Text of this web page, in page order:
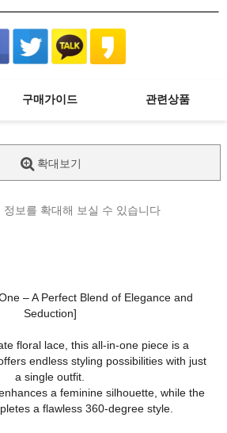
구매가이드 관련상품
확대보기
정보를 확대해 보실 수 있습니다
– A Perfect Blend of Elegance and
Seduction]
floral lace, this all-in-one piece is a
endless styling possibilities with just
a single outfit.
a feminine silhouette, while the
a flawless 360-degree style.